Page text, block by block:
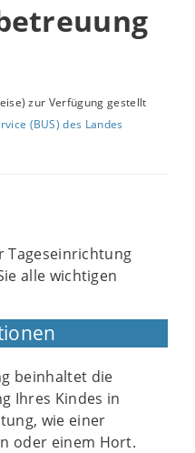
zur Verfügung gestellt
(BUS) des Landes
Tageseinrichtung
alle wichtigen
beinhaltet die
Ihres Kindes in
wie einer
oder einem Hort.